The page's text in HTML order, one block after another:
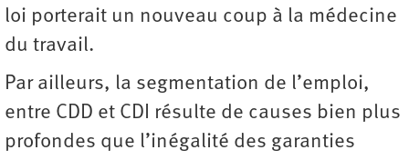
loi porterait un nouveau coup à la médecine
du travail.
Par ailleurs, la segmentation de l’emploi,
entre CDD et CDI résulte de causes bien plus
profondes que l’inégalité des garanties